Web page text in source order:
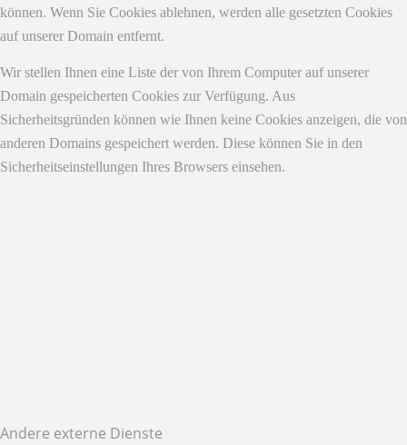
können. Wenn Sie Cookies ablehnen, werden alle gesetzten Cookies
auf unserer Domain entfernt.
Wir stellen Ihnen eine Liste der von Ihrem Computer auf unserer
Domain gespeicherten Cookies zur Verfügung. Aus
Sicherheitsgründen können wie Ihnen keine Cookies anzeigen, die von
anderen Domains gespeichert werden. Diese können Sie in den
Sicherheitseinstellungen Ihres Browsers einsehen.
Andere externe Dienste